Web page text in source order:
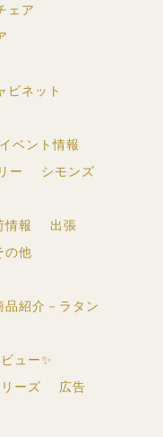
ェア
ネット
イベント情報
ー
シモンズ
情報
出張
の他
品紹介－ラタン
ュー✨
ーズ
広告